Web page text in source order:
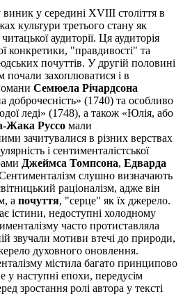
виник у середині XVIII століття в
культури третього стану як
аудиторії. Ця аудиторія
конкретики, "правдивості" та
почуттів. У другій половині
почали захоплюватися і в
Семюела Річардсона
(1740) та особливо
леді» (1748), а також «Юлія, або
Жака Руссо мали
зачитувалися в різних верствах
і сентименталістської
Джеймса Томпсона, Едварда
слушно визначають
раціоналізм, адже він
а почуття, "серце" як їх джерело.
істини, недоступні холодному
часто протиставляла
звучали мотиви втечі до природи,
духовного оновлення.
містила багато принципово
у наступні епохи, передусім
зростання ролі автора у тексті